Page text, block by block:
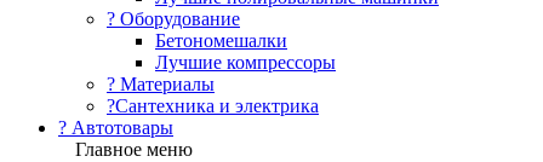
?️ Оборудование
Бетономешалки
Лучшие компрессоры
? Материалы
?Сантехника и электрика
? Автотовары
Главное меню